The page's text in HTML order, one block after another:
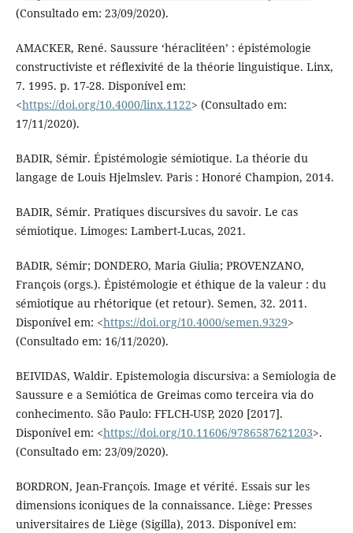
(Consultado em: 23/09/2020).
AMACKER, René. Saussure ‘héraclitéen’ : épistémologie
constructiviste et réflexivité de la théorie linguistique. Linx,
7. 1995. p. 17-28. Disponível em:
<https://doi.org/10.4000/linx.1122> (Consultado em:
17/11/2020).
BADIR, Sémir. Épistémologie sémiotique. La théorie du
langage de Louis Hjelmslev. Paris : Honoré Champion, 2014.
BADIR, Sémir. Pratiques discursives du savoir. Le cas
sémiotique. Limoges: Lambert-Lucas, 2021.
BADIR, Sémir; DONDERO, Maria Giulia; PROVENZANO,
François (orgs.). Épistémologie et éthique de la valeur : du
sémiotique au rhétorique (et retour). Semen, 32. 2011.
Disponível em: <https://doi.org/10.4000/semen.9329>
(Consultado em: 16/11/2020).
BEIVIDAS, Waldir. Epistemologia discursiva: a Semiologia de
Saussure e a Semiótica de Greimas como terceira via do
conhecimento. São Paulo: FFLCH-USP, 2020 [2017].
Disponível em: <https://doi.org/10.11606/9786587621203>.
(Consultado em: 23/09/2020).
BORDRON, Jean-François. Image et vérité. Essais sur les
dimensions iconiques de la connaissance. Liège: Presses
universitaires de Liège (Sigilla), 2013. Disponível em: